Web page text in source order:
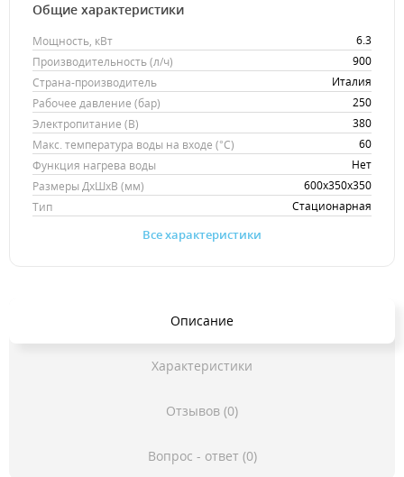
Общие характеристики
Мощность, кВт
6.3
Производительность (л/ч)
900
Страна-производитель
Италия
Рабочее давление (бар)
250
Электропитание (В)
380
Макс. температура воды на входе (°C)
60
Функция нагрева воды
Нет
Размеры ДхШхВ (мм)
600х350х350
Тип
Стационарная
Все характеристики
Описание
Характеристики
Отзывов (0)
Вопрос - ответ (0)